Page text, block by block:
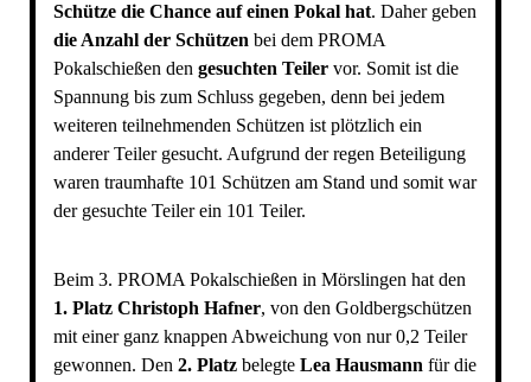
Schütze die Chance auf einen Pokal hat. Daher geben
die Anzahl der Schützen bei dem PROMA
Pokalschießen den gesuchten Teilervor. Somit ist die
Spannung bis zum Schluss gegeben, denn bei jedem
weiteren teilnehmenden Schützen ist plötzlich ein
anderer Teiler gesucht. Aufgrund der regen Beteiligung
waren traumhafte 101 Schützen am Stand und somit war
der gesuchte Teiler ein 101 Teiler.
Beim 3. PROMA Pokalschießen in Mörslingen hat den
1. Platz Christoph Hafner, von den Goldbergschützen
mit einer ganz knappen Abweichung von nur 0,2 Teiler
gewonnen. Den 2. Platzbelegte Lea Hausmann für die